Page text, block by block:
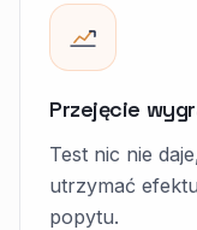
Przejęcie
Test nic nie
utrzymać
popytu.